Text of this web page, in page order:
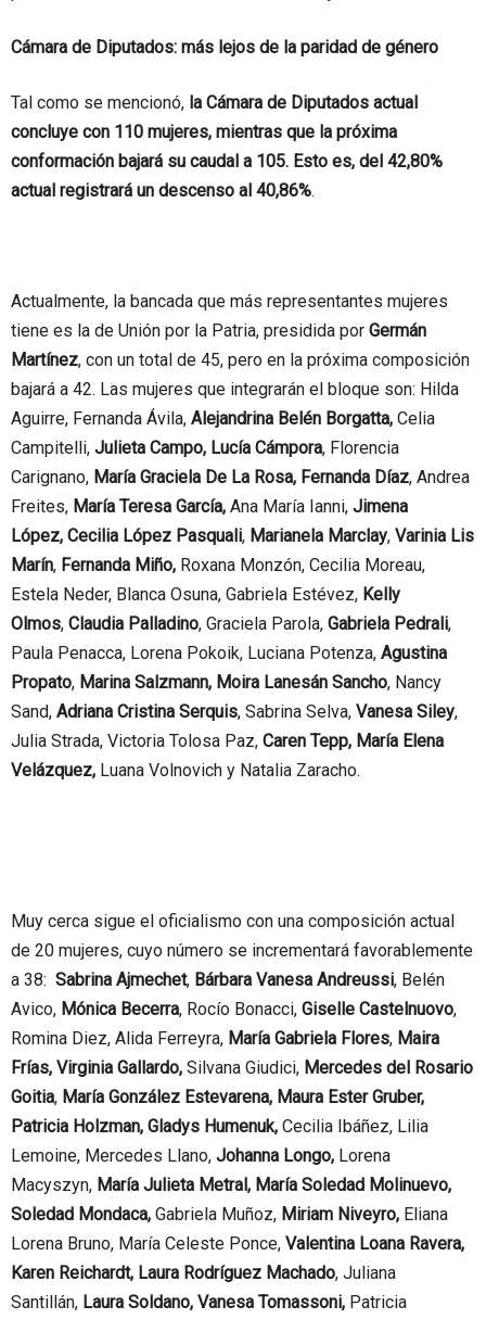
Cámara de Diputados: más lejos de la paridad de género
Tal como se mencionó, la Cámara de Diputados actual
concluye con 110 mujeres, mientras que la próxima
conformación bajará su caudal a 105. Esto es, del 42,80%
actual registrará un descenso al 40,86%.
Actualmente, la bancada que más representantes mujeres
tiene es la de Unión por la Patria, presidida por Germán
Martínez, con un total de 45, pero en la próxima composición
bajará a 42. Las mujeres que integrarán el bloque son: Hilda
Aguirre, Fernanda Ávila, Alejandrina Belén Borgatta, Celia
Campitelli, Julieta Campo, Lucía Cámpora, Florencia
Carignano, María Graciela De La Rosa, Fernanda Díaz, Andrea
Freites, María Teresa García, Ana María Ianni, Jimena
López, Cecilia López Pasquali, Marianela Marclay, Varinia Lis
Marín, Fernanda Miño, Roxana Monzón, Cecilia Moreau,
Estela Neder, Blanca Osuna, Gabriela Estévez, Kelly
Olmos, Claudia Palladino, Graciela Parola, Gabriela Pedrali,
Paula Penacca, Lorena Pokoik, Luciana Potenza, Agustina
Propato, Marina Salzmann, Moira Lanesán Sancho, Nancy
Sand, Adriana Cristina Serquis, Sabrina Selva, Vanesa Siley,
Julia Strada, Victoria Tolosa Paz, Caren Tepp, María Elena
Velázquez, Luana Volnovich y Natalia Zaracho.
Muy cerca sigue el oficialismo con una composición actual
de 20 mujeres, cuyo número se incrementará favorablemente
a 38: Sabrina Ajmechet, Bárbara Vanesa Andreussi, Belén
Avico, Mónica Becerra, Rocío Bonacci, Giselle Castelnuovo,
Romina Diez, Alida Ferreyra, María Gabriela Flores, Maira
Frías, Virginia Gallardo, Silvana Giudici, Mercedes del Rosario
Goitia, María González Estevarena, Maura Ester Gruber,
Patricia Holzman, Gladys Humenuk, Cecilia Ibáñez, Lilia
Lemoine, Mercedes Llano, Johanna Longo, Lorena
Macyszyn, María Julieta Metral, María Soledad Molinuevo,
Soledad Mondaca, Gabriela Muñoz, Miriam Niveyro, Eliana
Lorena Bruno, María Celeste Ponce, Valentina Loana Ravera,
Karen Reichardt, Laura Rodríguez Machado, Juliana
Santillán, Laura Soldano, Vanesa Tomassoni, Patricia